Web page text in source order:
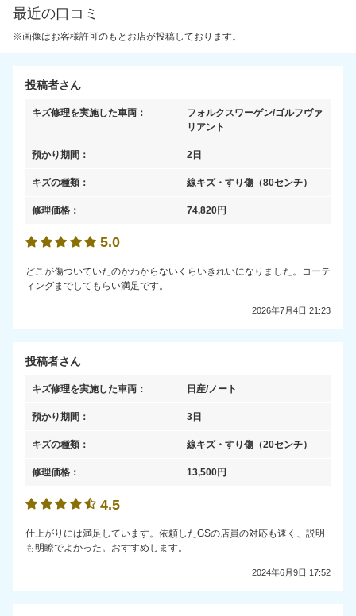
最近の口コミ
※画像はお客様許可のもとお店が投稿しております。
投稿者さん
キズ修理を実施した車両：
フォルクスワーゲン/ゴルフヴァ
リアント
預かり期間： 2日
キズの種類： 線キズ・すり傷 （80センチ）
修理価格： 74,820円
5.0
どこが傷ついていたのかわからないくらいきれいになりました。コーテ
ィングまでしてもらい満足です。
2026年7月4日 21:23
投稿者さん
キズ修理を実施した車両： 日産/ノート
預かり期間： 3日
キズの種類： 線キズ・すり傷 （20センチ）
修理価格： 13,500円
4.5
仕上がりには満足しています。依頼したGSの店員の対応も速く、説明
も明瞭でよかった。おすすめします。
2024年6月9日 17:52